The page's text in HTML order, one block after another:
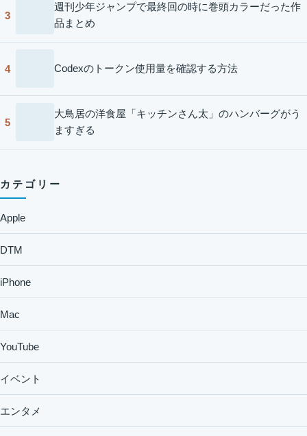
3
週刊少年ジャンプで最終回の時に巻頭カラーだった作
品まとめ
4 Codexのトークン使用量を確認する方法
5
大鳥居の洋食屋「キッチンさん太」のハンバーグがう
ますぎる
カテゴリー
Apple
DTM
iPhone
Mac
YouTube
イベント
エンタメ